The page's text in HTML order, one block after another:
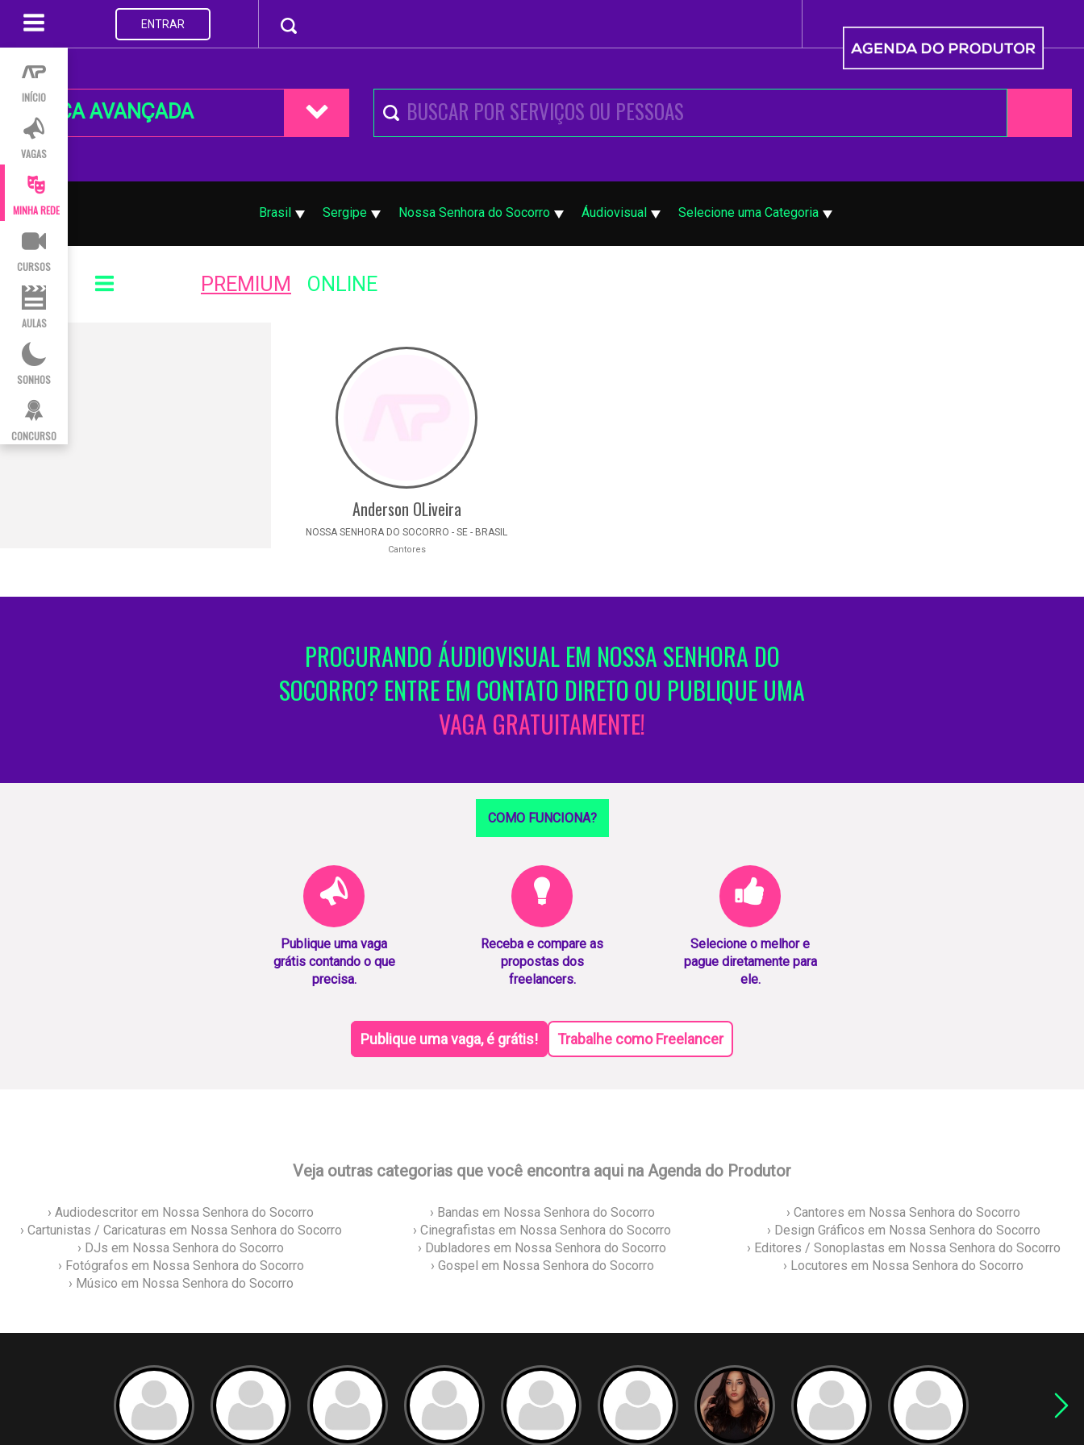
INÍCIO
VAGAS
MINHA REDE
CURSOS
AULAS
SONHOS
CONCURSO
ENTRAR
BUSCA AVANÇADA
Brasil Sergipe Nossa Senhora do Socorro Áudiovisual Selecione uma Categoria
PREMIUM ONLINE
Anderson OLiveira
NOSSA SENHORA DO SOCORRO - SE - BRASIL
Cantores
PROCURANDO ÁUDIOVISUAL EM NOSSA SENHORA DO
SOCORRO? ENTRE EM CONTATO DIRETO OU PUBLIQUE UMA
VAGA GRATUITAMENTE!
COMO FUNCIONA?
Publique uma vaga
grátis contando o que
precisa.
Receba e compare as
propostas dos
freelancers.
Selecione o melhor e
pague diretamente para
ele.
Publique uma vaga, é grátis! Trabalhe como Freelancer
Veja outras categorias que você encontra aqui na Agenda do Produtor
› Audiodescritor em Nossa Senhora do Socorro › Bandas em Nossa Senhora do Socorro
› Cantores em Nossa Senhora do Socorro
› Cartunistas / Caricaturas em Nossa Senhora do Socorro
› Cinegrafistas em Nossa Senhora do Socorro
› Design Gráficos em Nossa Senhora do Socorro
› DJs em Nossa Senhora do Socorro
› Dubladores em Nossa Senhora do Socorro
› Editores / Sonoplastas em Nossa Senhora do Socorro
› Fotógrafos em Nossa Senhora do Socorro
› Gospel em Nossa Senhora do Socorro
› Locutores em Nossa Senhora do Socorro
› Músico em Nossa Senhora do Socorro